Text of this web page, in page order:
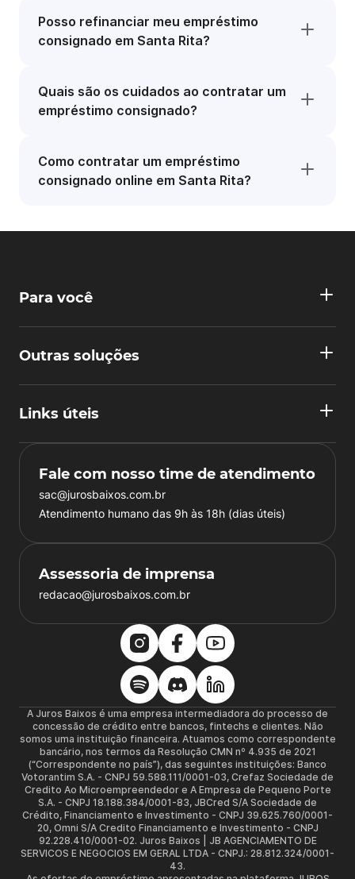
Posso refinanciar meu empréstimo
consignado em Santa Rita?
Quais são os cuidados ao contratar um
empréstimo consignado?
Como contratar um empréstimo
consignado online em Santa Rita?
Para você
Outras soluções
Links úteis
Fale com nosso time de atendimento
sac@jurosbaixos.com.br
Atendimento humano das 9h às 18h (dias úteis)
Assessoria de imprensa
redacao@jurosbaixos.com.br
A Juros Baixos é uma empresa intermediadora do processo de
concessão de crédito entre bancos, fintechs e clientes. Não
somos uma instituição financeira. Atuamos como correspondente
bancário, nos termos da Resolução CMN nº 4.935 de 2021
(“Correspondente no país”), das seguintes instituições: Banco
Votorantim S.A. - CNPJ 59.588.111/0001-03, Crefaz Sociedade de
Credito Ao Microempreendedor e A Empresa de Pequeno Porte
S.A. - CNPJ 18.188.384/0001-83, JBCred S/A Sociedade de
Crédito, Financiamento e Investimento - CNPJ 39.625.760/0001-
20, Omni S/A Credito Financiamento e Investimento - CNPJ
92.228.410/0001-02. Juros Baixos | JB AGENCIAMENTO DE
SERVICOS E NEGOCIOS EM GERAL LTDA - CNPJ.: 28.812.324/0001-
43.